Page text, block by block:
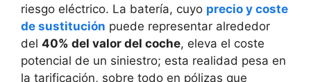
riesgo eléctrico. La batería, cuyo precio y coste
de sustitución puede representar alrededor
del 40% del valor del coche, eleva el coste
potencial de un siniestro; esta realidad pesa en
la tarificación, sobre todo en pólizas que